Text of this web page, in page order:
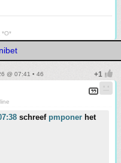
*O*
@ 07:41 • 46
schreef pmponer het